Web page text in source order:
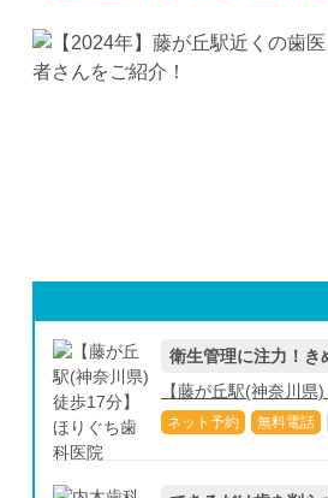
衛生管理に注力！き
【藤が丘駅(神奈川
ネット予約 無料電話